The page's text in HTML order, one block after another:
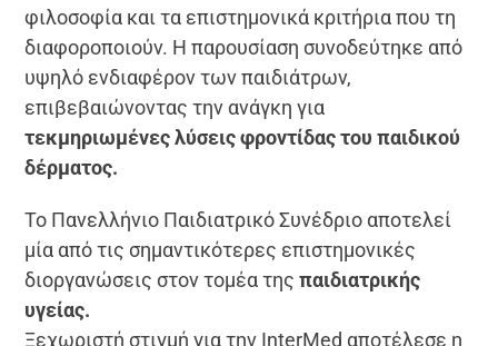
φιλοσοφία και τα επιστημονικά κριτήρια που τη
διαφοροποιούν. Η παρουσίαση συνοδεύτηκε από
υψηλό ενδιαφέρον των παιδιάτρων,
επιβεβαιώνοντας την ανάγκη για
τεκμηριωμένες λύσεις φροντίδας του παιδικού
δέρματος.
Το Πανελλήνιο Παιδιατρικό Συνέδριο αποτελεί
μία από τις σημαντικότερες επιστημονικές
διοργανώσεις στον τομέα της παιδιατρικής
υγείας.
Ξεχωριστή στιγμή για την InterMed αποτέλεσε η